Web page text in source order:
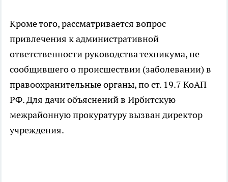
Кроме того, рассматривается вопрос
привлечения к административной
ответственности руководства техникума, не
сообщившего о происшествии (заболевании) в
правоохранительные органы, по ст. 19.7 КоАП
РФ. Для дачи объяснений в Ирбитскую
межрайонную прокуратуру вызван директор
учреждения.